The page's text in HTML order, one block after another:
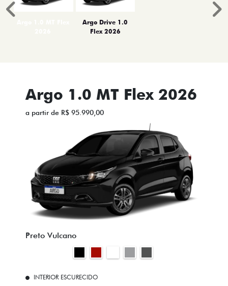
Argo Drive 1.0
Flex 2026
Anterior
Argo 1.0 MT Flex 2026
a partir de R$ 95.990,00
Preto Vulcano
INTERIOR ESCURECIDO